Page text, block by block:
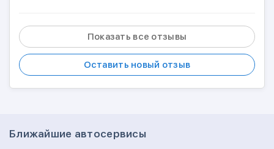
Показать все отзывы
Оставить новый отзыв
Ближайшие автосервисы